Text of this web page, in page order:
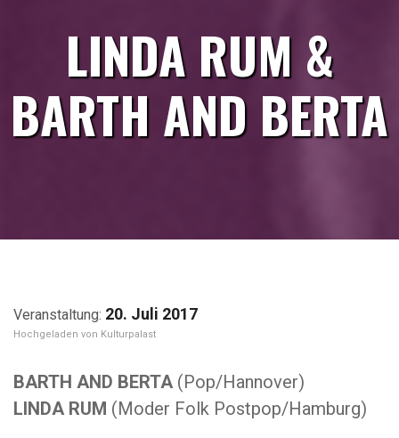
LINDA RUM &
BARTH AND BERTA
20. Juli 2017
Kulturpalast
BARTH AND BERTA (Pop/Hannover)
LINDA RUM (Moder Folk Postpop/Hamburg)